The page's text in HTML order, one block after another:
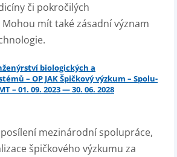
či pokročilých
mít také zásadní význam
biologických a
– OP JAK Špičkový výzkum – Spolu-
– 01. 09. 2023 — 30. 06. 2028
mezinárodní spolupráce,
špičkového výzkumu za